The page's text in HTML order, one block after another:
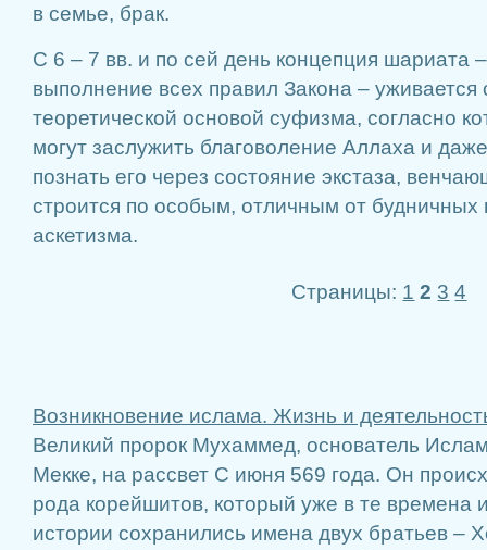
в семье, брак.
С 6 – 7 вв. и по сей день концепция шариата –
выполнение всех правил Закона – уживается
теоретической основой суфизма, согласно
могут заслужить благоволение Аллаха и
познать его через состояние экстаза,
строится по особым, отличным от будничных
аскетизма.
Страницы: 1 2 3 4
Возникновение ислама. Жизнь и
Великий пророк Мухаммед, основатель
Мекке, на рассвет С июня 569 года. Он
рода корейшитов, который уже в те времена
истории сохранились имена двух братьев